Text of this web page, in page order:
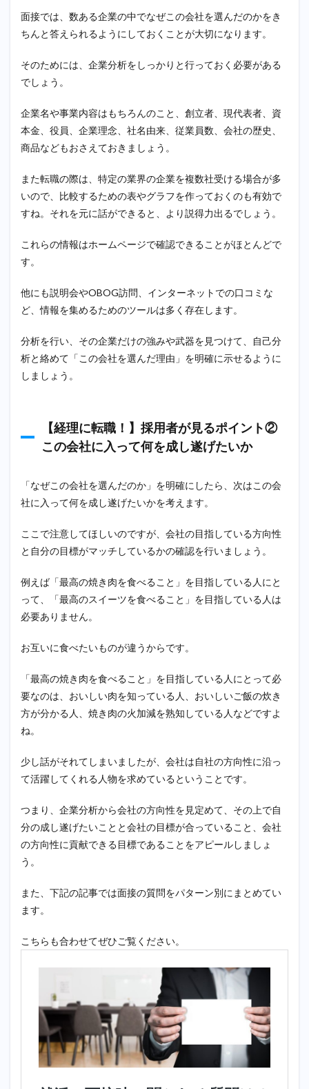
面接では、数ある企業の中でなぜこの会社を選んだのかをき
ちんと答えられるようにしておくことが大切になります。
そのためには、企業分析をしっかりと行っておく必要がある
でしょう。
企業名や事業内容はもちろんのこと、創立者、現代表者、資
本金、役員、企業理念、社名由来、従業員数、会社の歴史、
商品などもおさえておきましょう。
また転職の際は、特定の業界の企業を複数社受ける場合が多
いので、比較するための表やグラフを作っておくのも有効で
すね。それを元に話ができると、より説得力出るでしょう。
これらの情報はホームページで確認できることがほとんどで
す。
他にも説明会やOBOG訪問、インターネットでの口コミな
ど、情報を集めるためのツールは多く存在します。
分析を行い、その企業だけの強みや武器を見つけて、自己分
析と絡めて「この会社を選んだ理由」を明確に示せるように
しましょう。
【経理に転職！】採用者が見るポイント②
この会社に入って何を成し遂げたいか
「なぜこの会社を選んだのか」を明確にしたら、次はこの会
社に入って何を成し遂げたいかを考えます。
ここで注意してほしいのですが、会社の目指している方向性
と自分の目標がマッチしているかの確認を行いましょう。
例えば「最高の焼き肉を食べること」を目指している人にと
って、「最高のスイーツを食べること」を目指している人は
必要ありません。
お互いに食べたいものが違うからです。
「最高の焼き肉を食べること」を目指している人にとって必
要なのは、おいしい肉を知っている人、おいしいご飯の炊き
方が分かる人、焼き肉の火加減を熟知している人などですよ
ね。
少し話がそれてしまいましたが、会社は自社の方向性に沿っ
て活躍してくれる人物を求めているということです。
つまり、企業分析から会社の方向性を見定めて、その上で自
分の成し遂げたいことと会社の目標が合っていること、会社
の方向性に貢献できる目標であることをアピールしましょ
う。
また、下記の記事では面接の質問をパターン別にまとめてい
ます。
こちらも合わせてぜひご覧ください。